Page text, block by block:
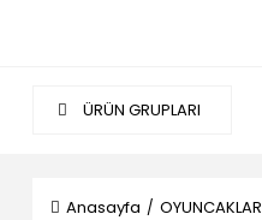
ÜRÜN GRUPLARI
Anasayfa OYUNCAKLAR